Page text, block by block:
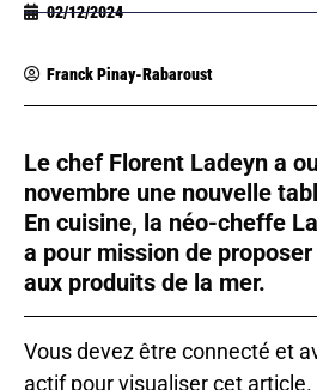
02/12/2024
Franck Pinay-Rabaroust
Le chef Florent Ladeyn a
novembre une nouvelle
En cuisine, la néo-cheffe
a pour mission de
aux produits de la mer.
Vous devez être connecté et
actif pour visualiser cet article.